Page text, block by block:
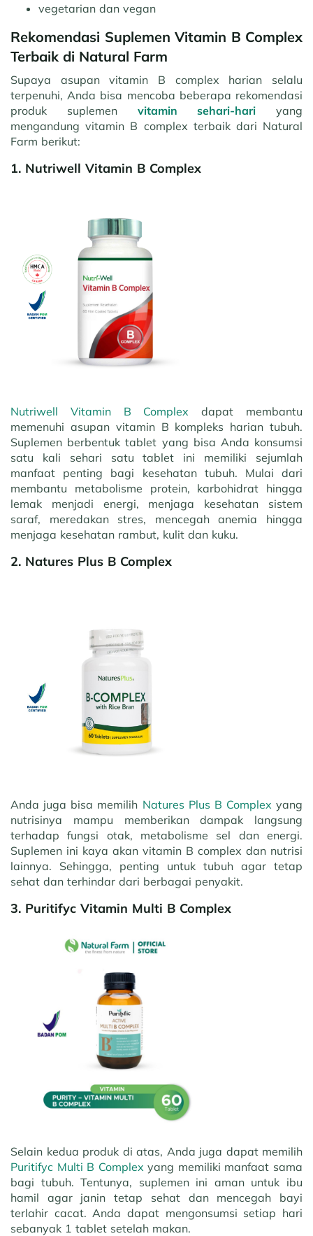
vegetarian dan vegan
Rekomendasi Suplemen Vitamin B Complex
Terbaik di Natural Farm
Supaya asupan vitamin B complex harian selalu
terpenuhi, Anda bisa mencoba beberapa rekomendasi
produk suplemen vitamin sehari-hari yang
mengandung vitamin B complex terbaik dari Natural
Farm berikut:
1. Nutriwell Vitamin B Complex
Nutriwell Vitamin B Complex dapat membantu
memenuhi asupan vitamin B kompleks harian tubuh.
Suplemen berbentuk tablet yang bisa Anda konsumsi
satu kali sehari satu tablet ini memiliki sejumlah
manfaat penting bagi kesehatan tubuh. Mulai dari
membantu metabolisme protein, karbohidrat hingga
lemak menjadi energi, menjaga kesehatan sistem
saraf, meredakan stres, mencegah anemia hingga
menjaga kesehatan rambut, kulit dan kuku.
2. Natures Plus B Complex
Anda juga bisa memilih Natures Plus B Complex yang
nutrisinya mampu memberikan dampak langsung
terhadap fungsi otak, metabolisme sel dan energi.
Suplemen ini kaya akan vitamin B complex dan nutrisi
lainnya. Sehingga, penting untuk tubuh agar tetap
sehat dan terhindar dari berbagai penyakit.
3. Puritifyc Vitamin Multi B Complex
Selain kedua produk di atas, Anda juga dapat memilih
Puritifyc Multi B Complex yang memiliki manfaat sama
bagi tubuh. Tentunya, suplemen ini aman untuk ibu
hamil agar janin tetap sehat dan mencegah bayi
terlahir cacat. Anda dapat mengonsumsi setiap hari
sebanyak 1 tablet setelah makan.